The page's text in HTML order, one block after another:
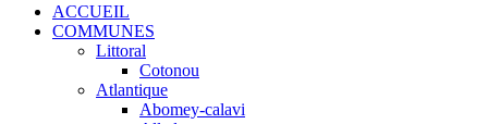
ACCUEIL
COMMUNES
Littoral
Cotonou
Atlantique
Abomey-calavi